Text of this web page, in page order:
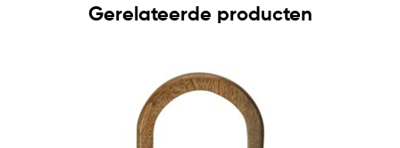
Gerelateerde producten